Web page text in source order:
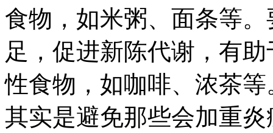
食物，如米粥、面条等
足，促进新陈代谢，有
性食物，如咖啡、浓茶
其实是避免那些会加重